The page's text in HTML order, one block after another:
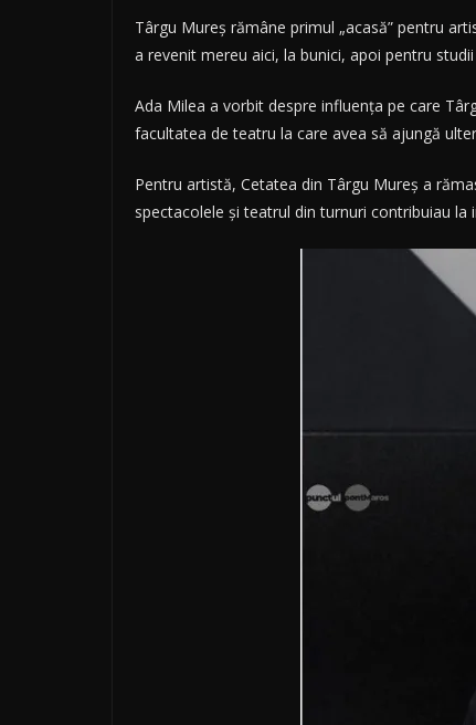
Târgu Mureș rămâne primul „acasă” pentru
a revenit mereu aici, la bunici, apoi pentru
Ada Milea a vorbit despre influența pe care
facultatea de teatru la care avea să ajungă
Pentru artistă, Cetatea din Târgu Mureș a
spectacolele și teatrul din turnuri contribuiau